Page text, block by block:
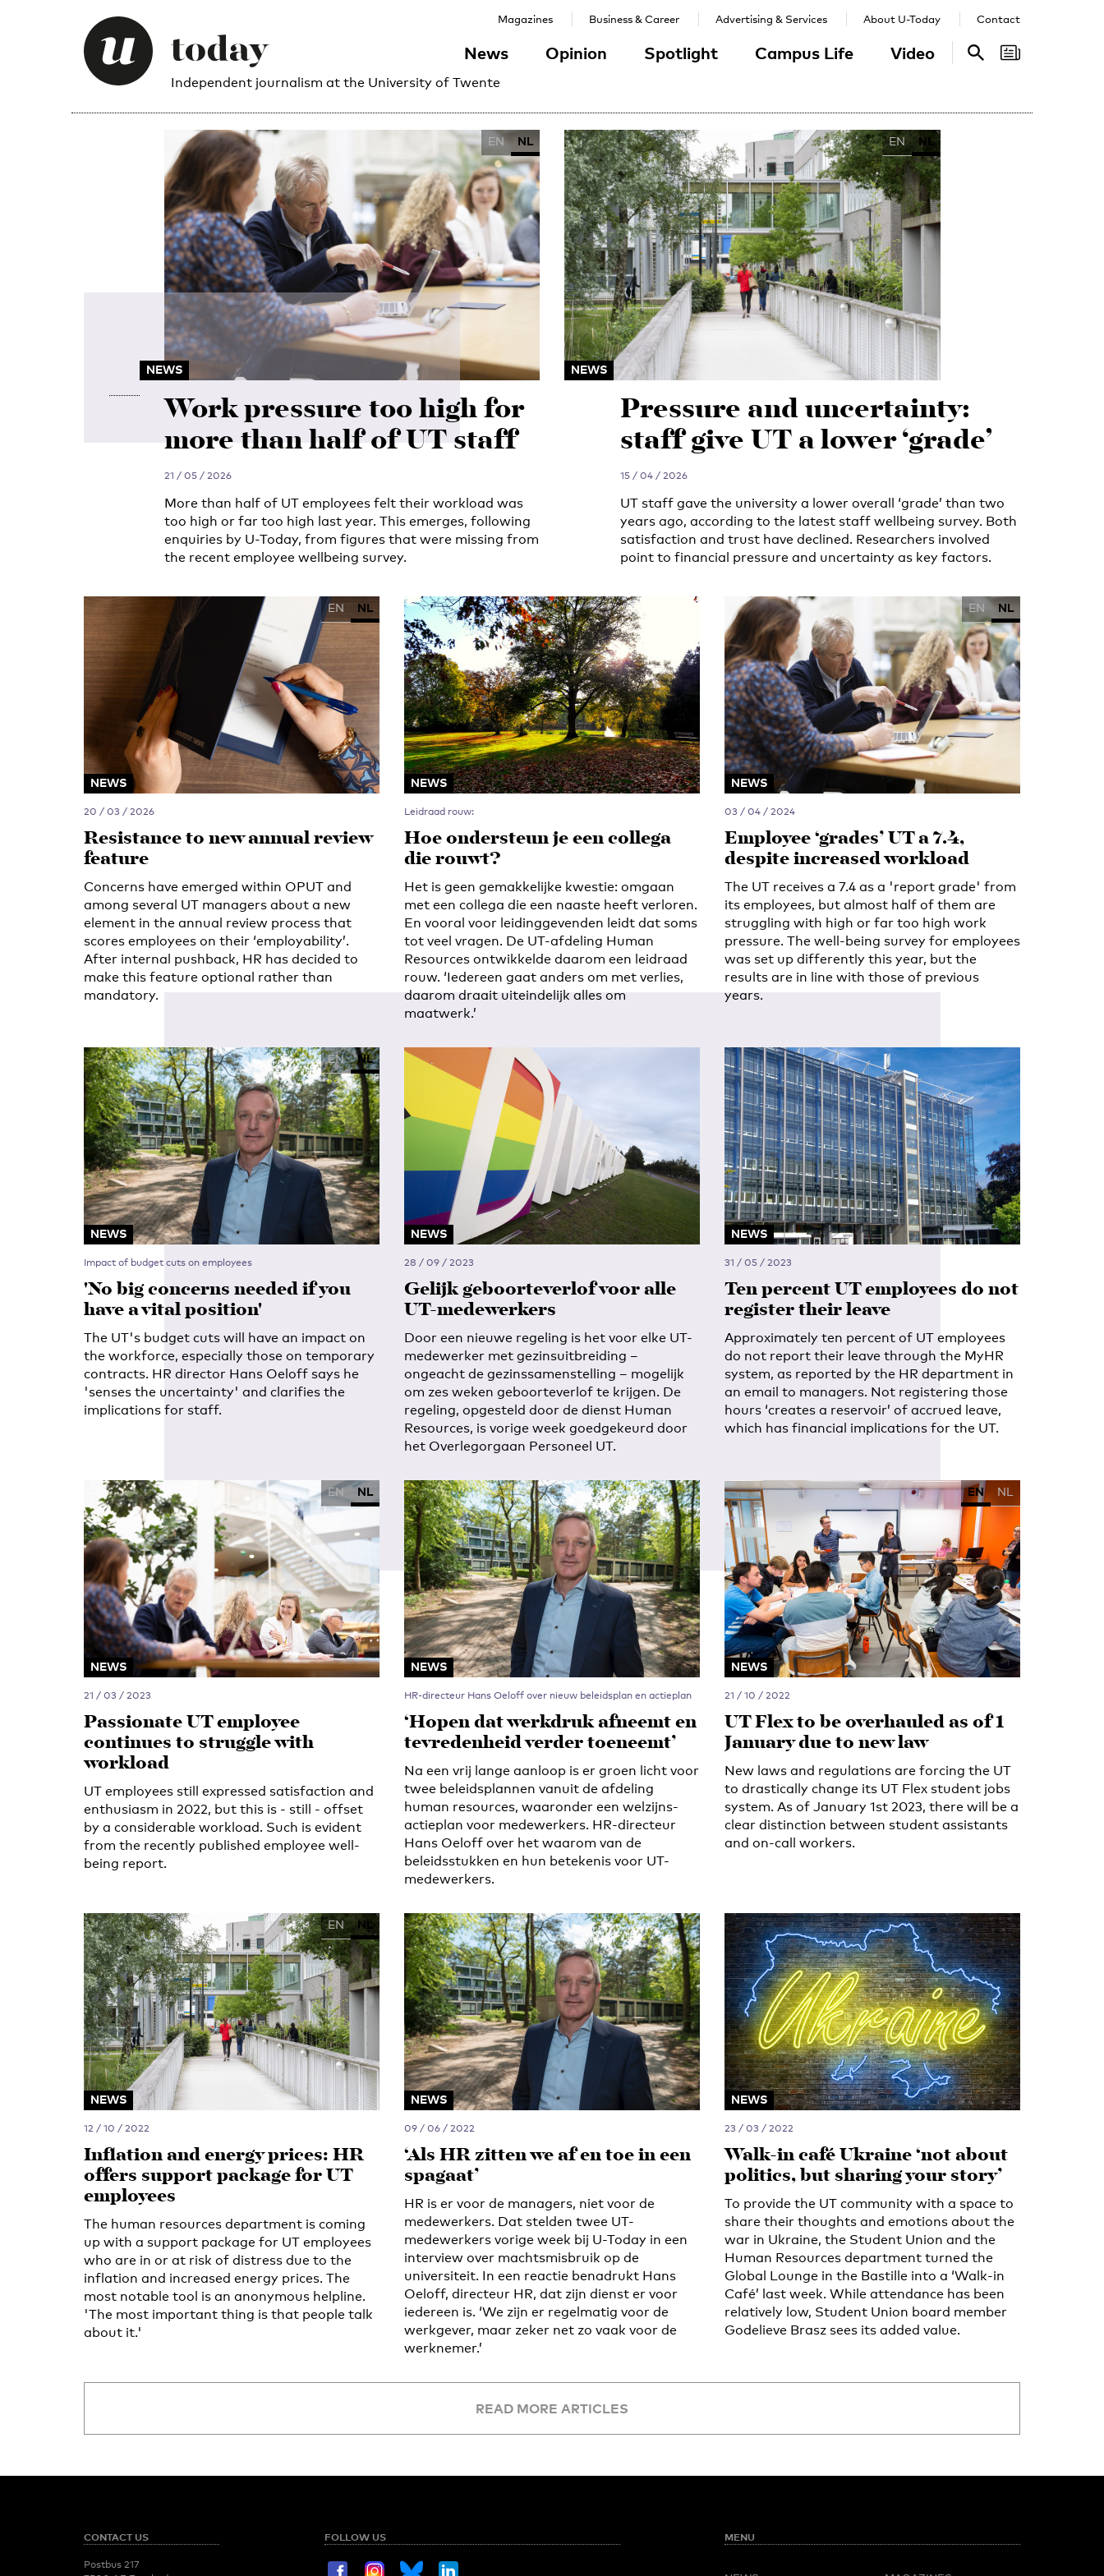
Independent journalism at the University of Twente
News Opinion Spotlight Campus Life Video
Magazines Business & Career Advertising & Services About U-Today Contact
Search
EN NL
NEWS
Work pressure too high for
more than half of UT staff
21 / 05 / 2026
More than half of UT employees felt their workload was
too high or far too high last year. This emerges, following
enquiries by U-Today, from figures that were missing from
the recent employee wellbeing survey.
EN NL
NEWS
Pressure and uncertainty:
staff give UT a lower ‘grade’
15 / 04 / 2026
UT staff gave the university a lower overall ‘grade’ than two
years ago, according to the latest staff wellbeing survey. Both
satisfaction and trust have declined. Researchers involved
point to financial pressure and uncertainty as key factors.
EN NL
NEWS
20 / 03 / 2026
Resistance to new annual review
feature
Concerns have emerged within OPUT and
among several UT managers about a new
element in the annual review process that
scores employees on their ‘employability’.
After internal pushback, HR has decided to
make this feature optional rather than
mandatory.
NEWS
Leidraad rouw:
Hoe ondersteun je een collega
die rouwt?
Het is geen gemakkelijke kwestie: omgaan
met een collega die een naaste heeft verloren.
En vooral voor leidinggevenden leidt dat soms
tot veel vragen. De UT-afdeling Human
Resources ontwikkelde daarom een leidraad
rouw. ‘Iedereen gaat anders om met verlies,
daarom draait uiteindelijk alles om
maatwerk.’
EN NL
NEWS
03 / 04 / 2024
Employee ‘grades’ UT a 7.4,
despite increased workload
The UT receives a 7.4 as a 'report grade' from
its employees, but almost half of them are
struggling with high or far too high work
pressure. The well-being survey for employees
was set up differently this year, but the
results are in line with those of previous
years.
EN NL
NEWS
Impact of budget cuts on employees
'No big concerns needed if you
have a vital position'
The UT's budget cuts will have an impact on
the workforce, especially those on temporary
contracts. HR director Hans Oeloff says he
'senses the uncertainty' and clarifies the
implications for staff.
NEWS
28 / 09 / 2023
Gelijk geboorteverlof voor alle
UT-medewerkers
Door een nieuwe regeling is het voor elke UT-
medewerker met gezinsuitbreiding –
ongeacht de gezinssamenstelling – mogelijk
om zes weken geboorteverlof te krijgen. De
regeling, opgesteld door de dienst Human
Resources, is vorige week goedgekeurd door
het Overlegorgaan Personeel UT.
NEWS
31 / 05 / 2023
Ten percent UT employees do not
register their leave
Approximately ten percent of UT employees
do not report their leave through the MyHR
system, as reported by the HR department in
an email to managers. Not registering those
hours ‘creates a reservoir’ of accrued leave,
which has financial implications for the UT.
EN NL
NEWS
21 / 03 / 2023
Passionate UT employee
continues to struggle with
workload
UT employees still expressed satisfaction and
enthusiasm in 2022, but this is - still - offset
by a considerable workload. Such is evident
from the recently published employee well-
being report.
NEWS
HR-directeur Hans Oeloff over nieuw beleidsplan en actieplan
‘Hopen dat werkdruk afneemt en
tevredenheid verder toeneemt’
Na een vrij lange aanloop is er groen licht voor
twee beleidsplannen vanuit de afdeling
human resources, waaronder een welzijns-
actieplan voor medewerkers. HR-directeur
Hans Oeloff over het waarom van de
beleidsstukken en hun betekenis voor UT-
medewerkers.
EN NL
NEWS
21 / 10 / 2022
UT Flex to be overhauled as of 1
January due to new law
New laws and regulations are forcing the UT
to drastically change its UT Flex student jobs
system. As of January 1st 2023, there will be a
clear distinction between student assistants
and on-call workers.
EN NL
NEWS
12 / 10 / 2022
Inflation and energy prices: HR
offers support package for UT
employees
The human resources department is coming
up with a support package for UT employees
who are in or at risk of distress due to the
inflation and increased energy prices. The
most notable tool is an anonymous helpline.
'The most important thing is that people talk
about it.'
NEWS
09 / 06 / 2022
‘Als HR zitten we af en toe in een
spagaat’
HR is er voor de managers, niet voor de
medewerkers. Dat stelden twee UT-
medewerkers vorige week bij U-Today in een
interview over machtsmisbruik op de
universiteit. In een reactie benadrukt Hans
Oeloff, directeur HR, dat zijn dienst er voor
iedereen is. ‘We zijn er regelmatig voor de
werkgever, maar zeker net zo vaak voor de
werknemer.’
NEWS
23 / 03 / 2022
Walk-in café Ukraine ‘not about
politics, but sharing your story’
To provide the UT community with a space to
share their thoughts and emotions about the
war in Ukraine, the Student Union and the
Human Resources department turned the
Global Lounge in the Bastille into a ‘Walk-in
Café’ last week. While attendance has been
relatively low, Student Union board member
Godelieve Brasz sees its added value.
READ MORE ARTICLES
CONTACT US
Postbus 217
FOLLOW US MENU